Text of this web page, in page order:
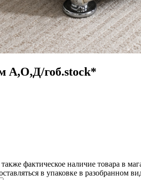
А,О,Д/гоб.stock*
фактическое наличие товара в
в упаковке в разобранном